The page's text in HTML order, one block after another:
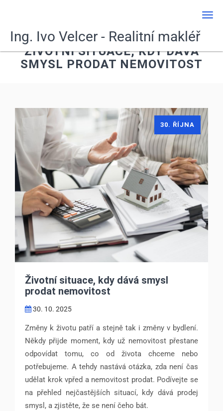
Ing. Ivo Velcer - Realitní makléř
ŽIVOTNÍ SITUACE, KDY DÁVÁ
SMYSL PRODAT NEMOVITOST
Životní situace, kdy dává smysl
prodat nemovitost
30. 10. 2025
30. ŘÍJNA
Změny k životu patří a stejně tak i změny v bydlení.
Někdy přijde moment, kdy už nemovitost přestane
odpovídat tomu, co od života chceme nebo
potřebujeme. A tehdy nastává otázka, zda není čas
udělat krok vpřed a nemovitost prodat. Podívejte se
na přehled nejčastějších situací, kdy dává prodej
smysl, a zjistěte, že se není čeho bát.